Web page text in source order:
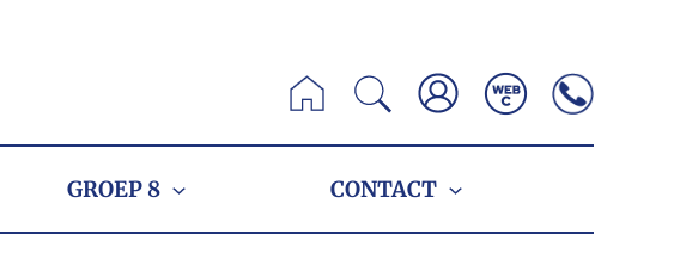
Zoeken
GROEP 8 CONTACT